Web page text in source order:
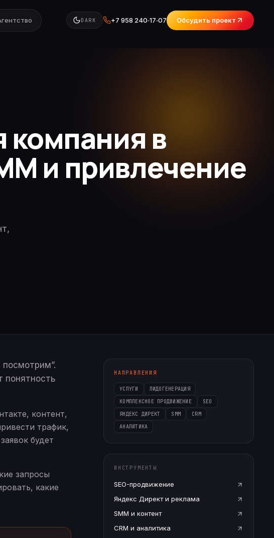
DARK +7 958 240‑17‑07 Обсудить проект
в
и привлечение
понятность
контент,
трафик,
будет
запросы
какие
НАПРАВЛЕНИЯ
УСЛУГИ
ЛИДОГЕНЕРАЦИЯ
КОМПЛЕКСНОЕ ПРОДВИЖЕНИЕ
SEO
ЯНДЕКС ДИРЕКТ
SMM
CRM
АНАЛИТИКА
ИНСТРУМЕНТЫ
SEO-продвижение
Яндекс Директ и реклама
SMM и контент
CRM и аналитика